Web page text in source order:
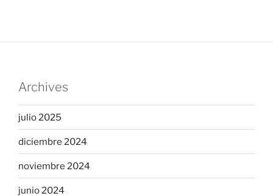
Archives
julio 2025
diciembre 2024
noviembre 2024
junio 2024